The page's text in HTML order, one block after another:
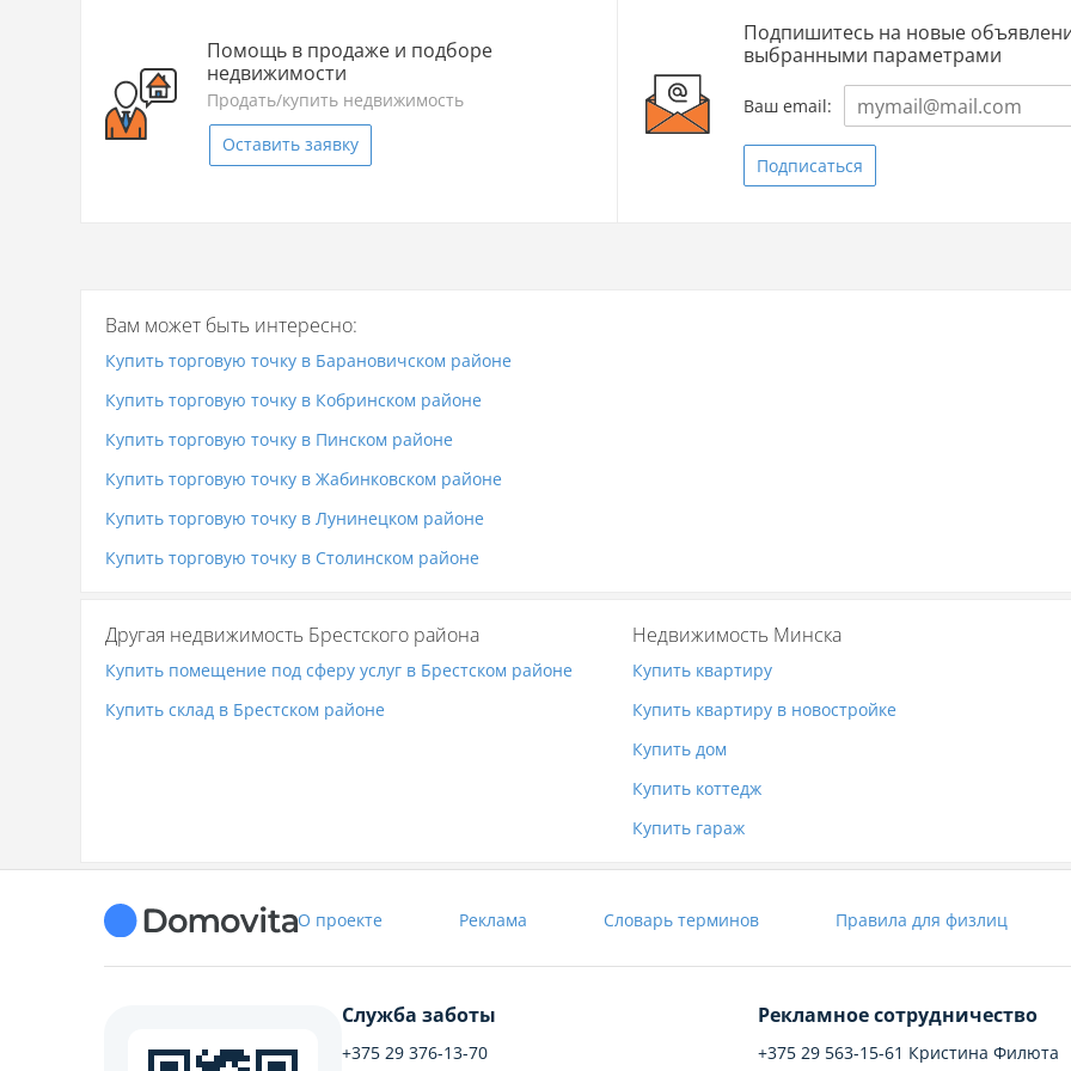
Помощь в продаже и подборе
недвижимости
Продать/купить недвижимость
Оставить заявку
Подпишитесь на новые
выбранными параметрами
Ваш email:
Подписаться
Вам может быть интересно:
Купить торговую точку в Барановичском районе
Купить торговую точку в Кобринском районе
Купить торговую точку в Пинском районе
Купить торговую точку в Жабинковском районе
Купить торговую точку в Лунинецком районе
Купить торговую точку в Столинском районе
Другая недвижимость Брестского района
Купить помещение под сферу услуг в Брестском районе
Купить склад в Брестском районе
Недвижимость Минска
Купить квартиру
Купить квартиру в новостройке
Купить дом
Купить коттедж
Купить гараж
О проекте Реклама Словарь терминов Правила для физлиц
Служба заботы
+375 29 376-13-70
Рекламное сотрудничество
+375 29 563-15-61 Кристина Филюта